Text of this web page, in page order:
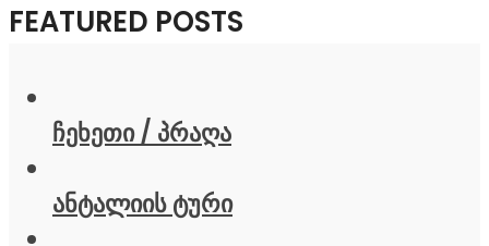
FEATURED POSTS
ჩეხეთი / პრაღა
ანტალიის ტური